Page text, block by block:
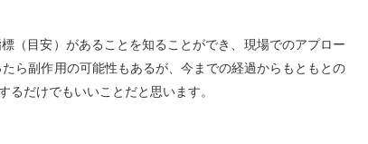
（目安）があることを知ることができ、現場でのアプロー
ら副作用の可能性もあるが、今までの経過からもともとの
だけでもいいことだと思います。